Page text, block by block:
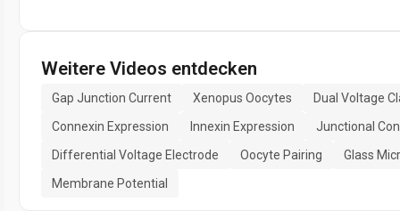
Weitere Videos entdecken
Gap Junction Current Xenopus Oocytes
Dual Voltage
Connexin Expression
Innexin Expression
Junctional
Differential Voltage Electrode
Oocyte Pairing
Glass
Membrane Potential